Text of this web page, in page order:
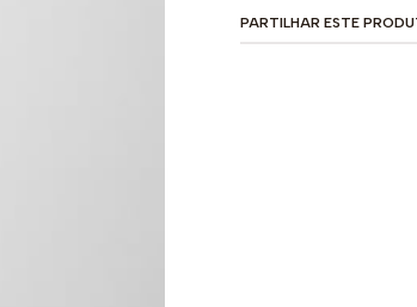
PARTILHAR ESTE